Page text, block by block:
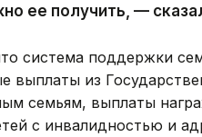
ее получить, —
система поддержки
выплаты из
семьям, выплаты
с инвалидностью и